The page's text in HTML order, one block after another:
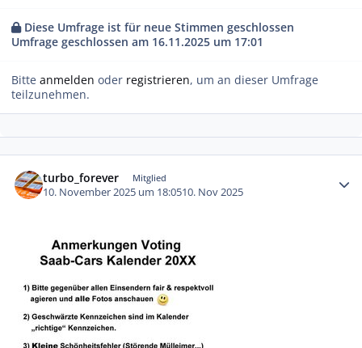
Diese Umfrage ist für neue Stimmen geschlossen
Umfrage geschlossen am 16.11.2025 um 17:01
Bitte anmelden oder registrieren, um an dieser Umfrage
teilzunehmen.
turbo_forever Mitglied
10. November 2025 um 18:0510. Nov 2025